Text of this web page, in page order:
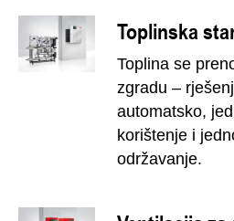
Toplinska
Toplina se
zgradu –
automatsko,
korištenje i
održavanje.